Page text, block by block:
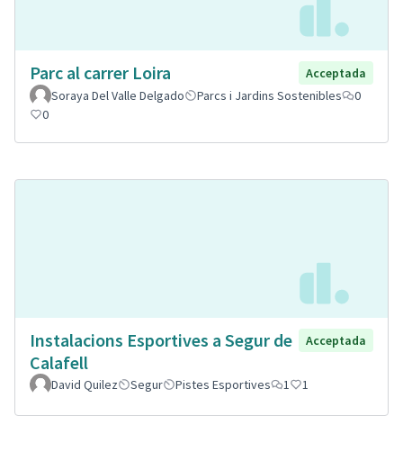
Parc al carrer Loira
Acceptada
Soraya Del Valle Delgado
Parcs i Jardins Sostenibles
0
0
Instalacions Esportives a Segur de
Calafell
Acceptada
David Quilez Segur Pistes Esportives 1 1